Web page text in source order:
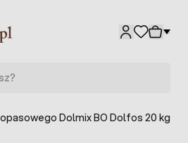
Dolmix BO Dolfos 20 kg